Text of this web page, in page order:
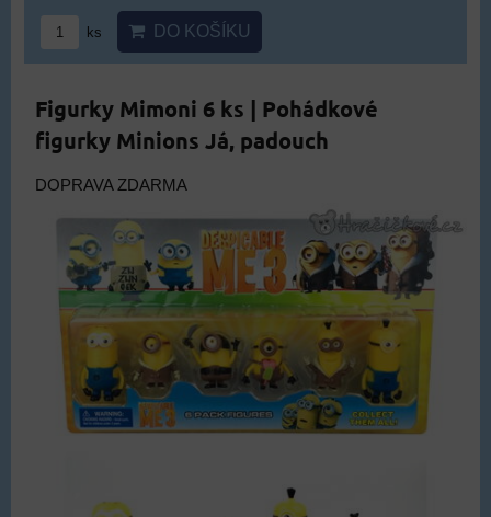
ks DO KOŠÍKU
Figurky Mimoni 6 ks | Pohádkové
figurky Minions Já, padouch
DOPRAVA ZDARMA